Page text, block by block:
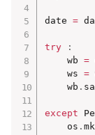
date =
try
:
    wb
=
    ws
=
    wb
.
except
    os
.